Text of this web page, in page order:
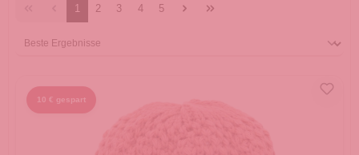
1 2 3 4 5
10 € gespart